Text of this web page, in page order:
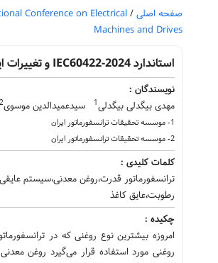
صفحه اصلی /
Conference on Electrical
Machines and Drives
استاندارد IEC60422-2024 و تغییرات ایجاد شده
نویسندگان :
مهدی بیگدلی بیگدلی1 سیدعمیدالدین موسوی2
1- موسسه تحقیقات ترانسفورماتور ایران
2- موسسه تحقیقات ترانسفورماتور ایران
کلمات کلیدی :
ترانسفورماتور قدرت،روغن معدنی،سیستم
رطوبت،عایق کاغذ
چکیده :
امروزه بیشترین نوع روغنی که در
روغنی مورد استفاده قرار می‌گیرد روغن